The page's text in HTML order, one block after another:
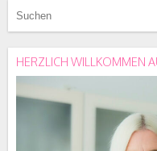
HERZLICH WILLKOMMEN